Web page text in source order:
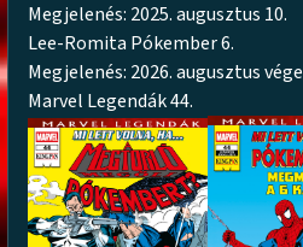
Megjelenés: 2025. augusztus 10.
Lee-Romita Pókember 6.
Megjelenés: 2026. augusztus vége
Marvel Legendák 44.